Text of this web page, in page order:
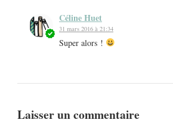
Céline Huet
31 mars 2016 à 21:34
Super alors !
Laisser un commentaire